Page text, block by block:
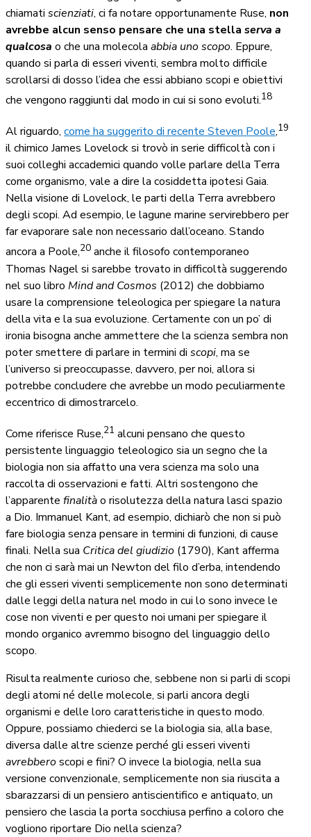
chiamati scienziati, ci fa notare opportunamente Ruse, non
avrebbe alcun senso pensare che una stella serva a
qualcosa o che una molecola abbia uno scopo. Eppure,
quando si parla di esseri viventi, sembra molto difficile
scrollarsi di dosso l’idea che essi abbiano scopi e obiettivi
che vengono raggiunti dal modo in cui si sono evoluti.18
Al riguardo, come ha suggerito di recente Steven Poole,19
il chimico James Lovelock si trovò in serie difficoltà con i
suoi colleghi accademici quando volle parlare della Terra
come organismo, vale a dire la cosiddetta ipotesi Gaia.
Nella visione di Lovelock, le parti della Terra avrebbero
degli scopi. Ad esempio, le lagune marine servirebbero per
far evaporare sale non necessario dall’oceano. Stando
ancora a Poole,20 anche il filosofo contemporaneo
Thomas Nagel si sarebbe trovato in difficoltà suggerendo
nel suo libro Mind and Cosmos (2012) che dobbiamo
usare la comprensione teleologica per spiegare la natura
della vita e la sua evoluzione. Certamente con un po’ di
ironia bisogna anche ammettere che la scienza sembra non
poter smettere di parlare in termini di scopi, ma se
l’universo si preoccupasse, davvero, per noi, allora si
potrebbe concludere che avrebbe un modo peculiarmente
eccentrico di dimostrarcelo.
Come riferisce Ruse,21 alcuni pensano che questo
persistente linguaggio teleologico sia un segno che la
biologia non sia affatto una vera scienza ma solo una
raccolta di osservazioni e fatti. Altri sostengono che
l’apparente finalitào risolutezza della natura lasci spazio
a Dio. Immanuel Kant, ad esempio, dichiarò che non si può
fare biologia senza pensare in termini di funzioni, di cause
finali. Nella sua Critica del giudizio (1790), Kant afferma
che non ci sarà mai un Newton del filo d’erba, intendendo
che gli esseri viventi semplicemente non sono determinati
dalle leggi della natura nel modo in cui lo sono invece le
cose non viventi e per questo noi umani per spiegare il
mondo organico avremmo bisogno del linguaggio dello
scopo.
Risulta realmente curioso che, sebbene non si parli di scopi
degli atomi né delle molecole, si parli ancora degli
organismi e delle loro caratteristiche in questo modo.
Oppure, possiamo chiederci se la biologia sia, alla base,
diversa dalle altre scienze perché gli esseri viventi
avrebberoscopi e fini? O invece la biologia, nella sua
versione convenzionale, semplicemente non sia riuscita a
sbarazzarsi di un pensiero antiscientifico e antiquato, un
pensiero che lascia la porta socchiusa perfino a coloro che
vogliono riportare Dio nella scienza?